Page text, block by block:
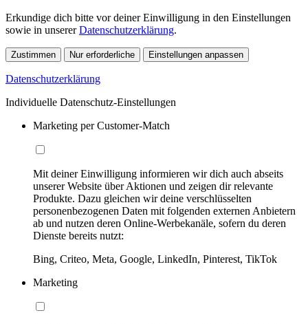
Erkundige dich bitte vor deiner Einwilligung in den Einstellungen
sowie in unsererDatenschutzerklärung.
Zustimmen Nur erforderliche Einstellungen anpassen
Datenschutzerklärung
Individuelle Datenschutz-Einstellungen
Marketing per Customer-Match
Mit deiner Einwilligung informieren wir dich auch abseits
unserer Website über Aktionen und zeigen dir relevante
Produkte. Dazu gleichen wir deine verschlüsselten
personenbezogenen Daten mit folgenden externen Anbietern
ab und nutzen deren Online-Werbekanäle, sofern du deren
Dienste bereits nutzt:
Bing, Criteo, Meta, Google, LinkedIn, Pinterest, TikTok
Marketing